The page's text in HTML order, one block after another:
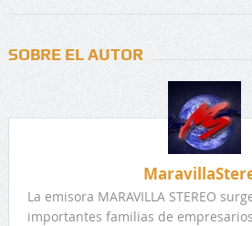
SOBRE EL AUTOR
La emisora MARAVILLA STEREO
importantes familias de